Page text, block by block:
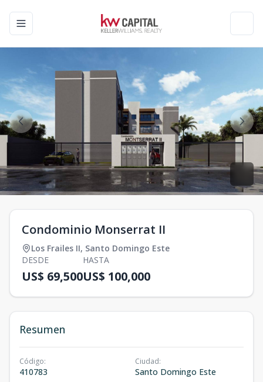
Toggle navigation menu
Condominio Monserrat II
Los Frailes II, Santo Domingo Este
DESDE
US$ 69,500
HASTA
US$ 100,000
Resumen
Código:
410783
Ciudad:
Santo Domingo Este